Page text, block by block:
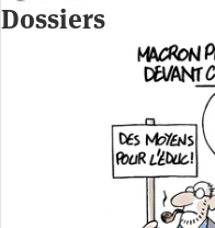
Dossiers